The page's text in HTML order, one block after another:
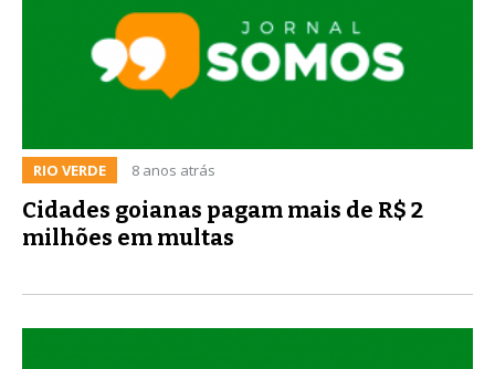
RIO VERDE 8 anos atrás
Cidades goianas pagam mais de R$ 2
milhões em multas